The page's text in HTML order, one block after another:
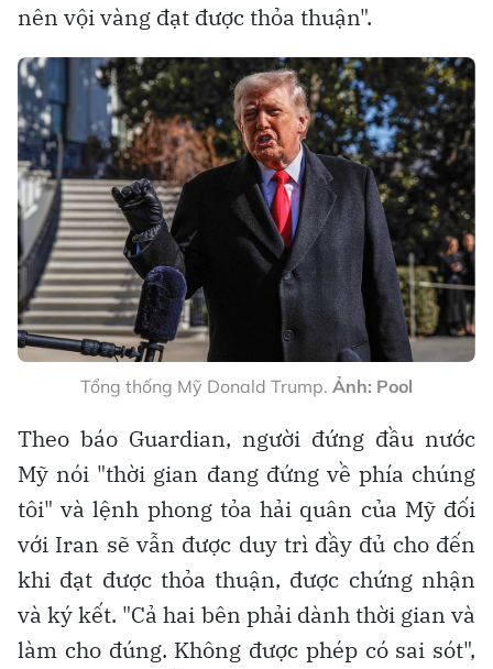
nên vội vàng đạt được thỏa thuận".
Tổng thống Mỹ Donald Trump. Ảnh: Pool
Theo báo Guardian, người đứng đầu nước
Mỹ nói "thời gian đang đứng về phía chúng
tôi" và lệnh phong tỏa hải quân của Mỹ đối
với Iran sẽ vẫn được duy trì đầy đủ cho đến
khi đạt được thỏa thuận, được chứng nhận
và ký kết. "Cả hai bên phải dành thời gian và
làm cho đúng. Không được phép có sai sót",